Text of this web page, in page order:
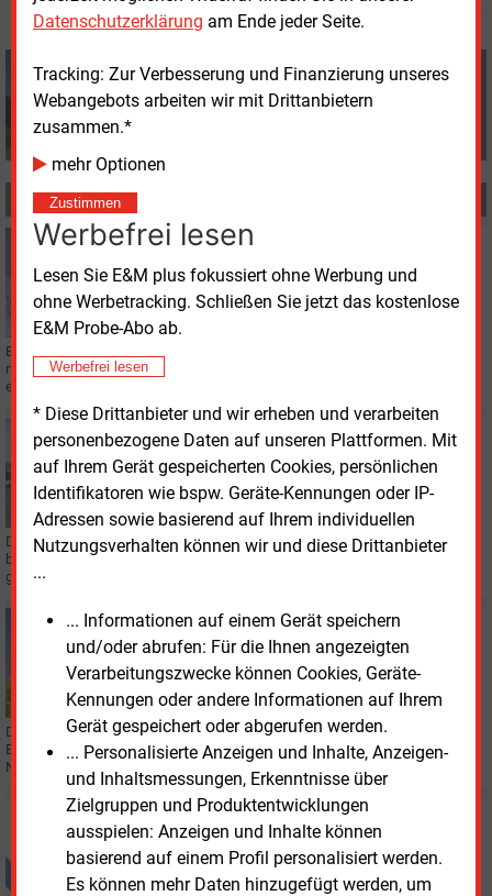
Datenschutzerklärung am Ende jeder Seite.
Tracking: Zur Verbesserung und Finanzierung unseres
Webangebots arbeiten wir mit Drittanbietern
zusammen.*
mehr Optionen
Zustimmen
Werbefrei lesen
Lesen Sie E&M plus fokussiert ohne Werbung und
ohne Werbetracking. Schließen Sie jetzt das kostenlose
E&M Probe-Abo ab.
Werbefrei lesen
* Diese Drittanbieter und wir erheben und verarbeiten
personenbezogene Daten auf unseren Plattformen. Mit
auf Ihrem Gerät gespeicherten Cookies, persönlichen
Identifikatoren wie bspw. Geräte-Kennungen oder IP-
Adressen sowie basierend auf Ihrem individuellen
Nutzungsverhalten können wir und diese Drittanbieter
...
... Informationen auf einem Gerät speichern
und/oder abrufen: Für die Ihnen angezeigten
Verarbeitungszwecke können Cookies, Geräte-
Kennungen oder andere Informationen auf Ihrem
Gerät gespeichert oder abgerufen werden.
... Personalisierte Anzeigen und Inhalte, Anzeigen-
und Inhaltsmessungen, Erkenntnisse über
Zielgruppen und Produktentwicklungen
ausspielen: Anzeigen und Inhalte können
basierend auf einem Profil personalisiert werden.
Es können mehr Daten hinzugefügt werden, um
Redaktion
+49 (0) 8152 9311 0
E&M STROMNETZ
So teilt man eine Stromgebotszone
Eine Teilung der deutsch-luxemburgischen Stromgebotszone kann nicht
national beschlossen werden. Ein Hintergrundpapier erläutert das
europäische Verfahren und die Zuständigkeiten.
Freitag, 7.08.2026, 16:57
E&M
Potsdam kündigt Liefervertrag für Elektrobusse
Der Verkehrsbetrieb Potsdam hat einen Liefervertrag über 23
batterieelektrische Busse mit Ebusco wegen ausbleibender Lieferungen
gekündigt. Eine Neuausschreibung wird vorbereitet.
Freitag, 7.08.2026, 15:56
STROMNETZ
Stromnetz in Deutschland auf Sonnenfinsternis
vorbereitet
Die Sonnenfinsternis am 12. August senkt kurzzeitig die Photovoltaik-
Einspeisung in Deutschland. Für die Stromversorgung erwarten die
Netzbetreiber dennoch keine Folgen.
Donnerstag, 6.08.2026, 16:32
E&M KLIMASCHUTZ
Leichter zum CO2-Fußabdruck